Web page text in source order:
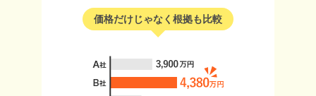
価格だけじゃなく根拠も比較